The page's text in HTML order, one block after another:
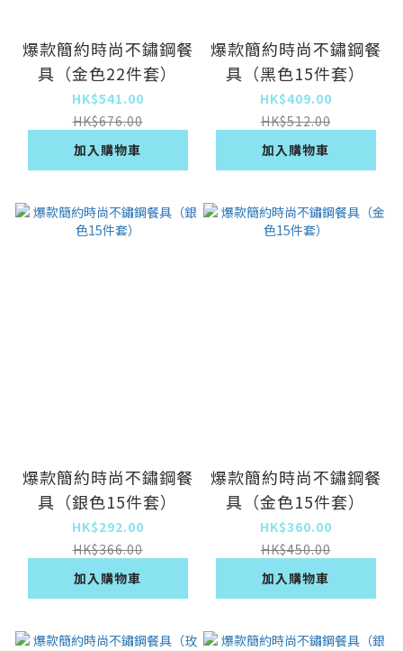
爆款簡約時尚不鏽鋼餐
具（金色22件套）
HK$541.00
HK$676.00
加入購物車
爆款簡約時尚不鏽鋼餐
具（黑色15件套）
HK$409.00
HK$512.00
加入購物車
爆款簡約時尚不鏽鋼餐
具（銀色15件套）
HK$292.00
HK$366.00
加入購物車
爆款簡約時尚不鏽鋼餐
具（金色15件套）
HK$360.00
HK$450.00
加入購物車